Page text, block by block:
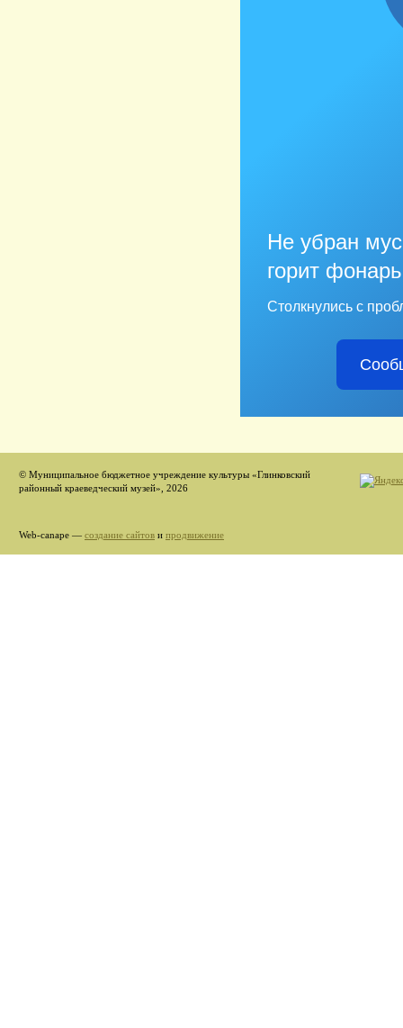
Не убран
горит
Столкнулись с
© Муниципальное бюджетное учреждение культуры «Глинковский
районный краеведческий музей», 2026
Web-canape — создание сайтов и продвижение